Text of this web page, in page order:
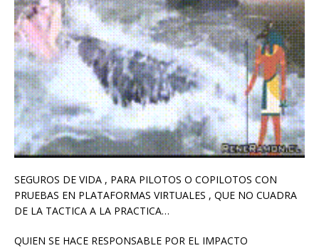
SEGUROS DE VIDA , PARA PILOTOS O COPILOTOS CON
PRUEBAS EN PLATAFORMAS VIRTUALES , QUE NO CUADRA
DE LA TACTICA A LA PRACTICA…
QUIEN SE HACE RESPONSABLE POR EL IMPACTO